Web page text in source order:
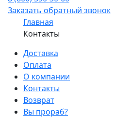
Заказать обратный звонок
Главная
Контакты
Доставка
Оплата
О компании
Контакты
Возврат
Вы прораб?